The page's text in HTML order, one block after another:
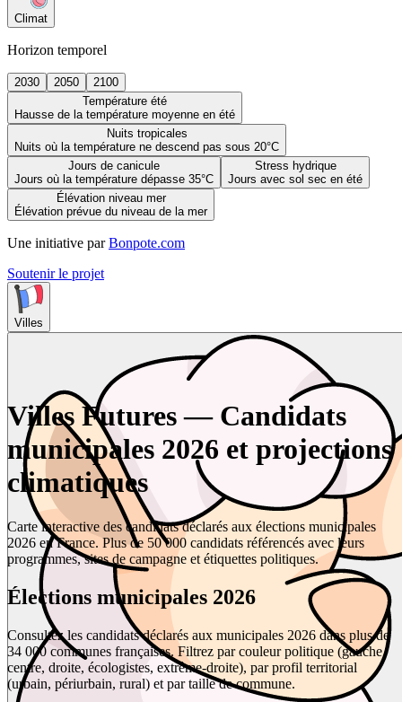
Climat
Horizon temporel
2030 2050
2100
Température été
Hausse de la température moyenne en été
Nuits tropicales
Nuits où la température ne descend pas sous 20°C
Jours de canicule
Jours où la température dépasse 35°C
Stress hydrique
Jours avec sol sec en été
Élévation niveau mer
Élévation prévue du niveau de la mer
Une initiative par Bonpote.com
Soutenir le projet
Villes
Villes Futures — Candidats
municipales 2026 et projections
climatiques
Carte interactive des candidats déclarés aux élections municipales
2026 en France. Plus de 50 000 candidats référencés avec leurs
programmes, sites de campagne et étiquettes politiques.
Élections municipales 2026
Consultez les candidats déclarés aux municipales 2026 dans plus de
34 000 communes françaises. Filtrez par couleur politique (gauche,
centre, droite, écologistes, extrême-droite), par profil territorial
(urbain, périurbain, rural) et par taille de commune.